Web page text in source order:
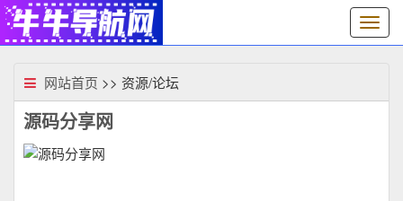
切
换
网站首页 >> 资源/论坛
源码分享网